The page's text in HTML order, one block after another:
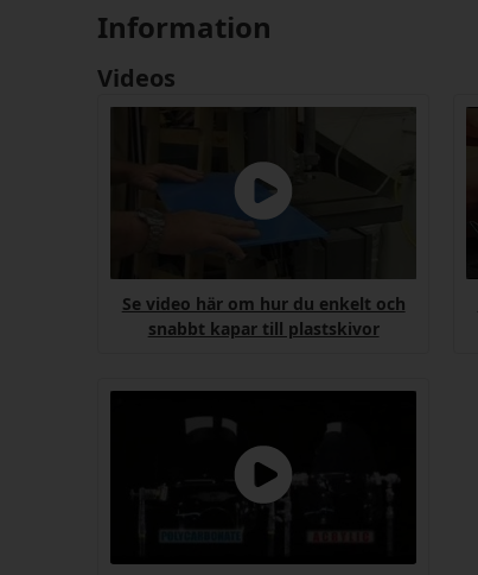
Information
Videos
Se video här om hur du enkelt och
snabbt kapar till plastskivor